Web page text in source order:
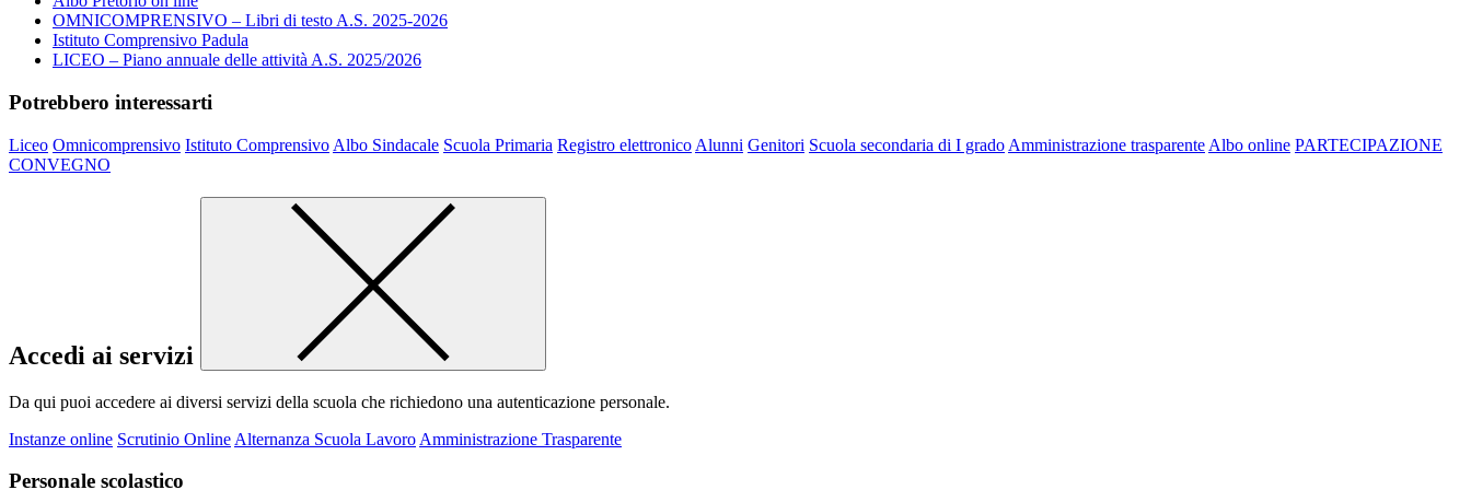
OMNICOMPRENSIVO – Libri di testo A.S. 2025-2026
Istituto Comprensivo Padula
LICEO – Piano annuale delle attività A.S. 2025/2026
Potrebbero interessarti
Liceo Omnicomprensivo Istituto Comprensivo Albo Sindacale Scuola Primaria Registro elettronico Alunni Genitori Scuola secondaria di I grado Amministrazione trasparente Albo online PARTECIPAZIONE
CONVEGNO
Accedi ai servizi
Da qui puoi accedere ai diversi servizi della scuola che richiedono una autenticazione personale.
Instanze online Scrutinio Online Alternanza Scuola Lavoro Amministrazione Trasparente
Personale scolastico